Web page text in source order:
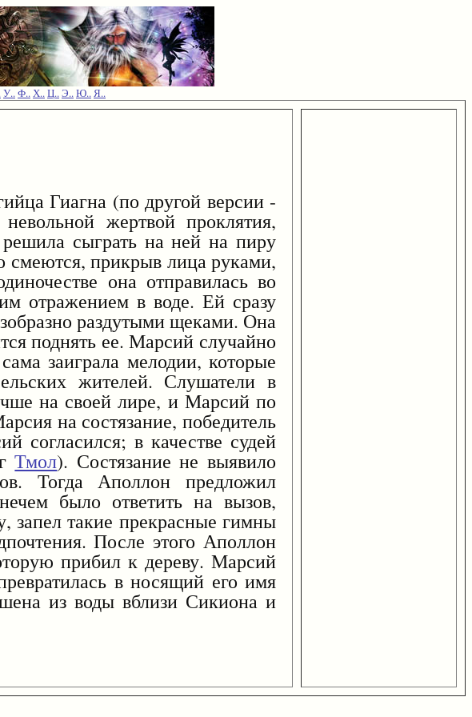
У..Ф..Х..Ц..Э..Ю..Я..
Гиагна (по другой версии -
жертвой проклятия,
сыграть на ней на пиру
смеются, прикрыв лица руками,
она отправилась во
отражением в воде. Ей сразу
раздутыми щеками. Она
поднять ее. Марсий случайно
заиграла мелодии, которые
жителей. Слушатели в
на своей лире, и Марсий по
на состязание, победитель
согласился; в качестве судей
Тмол). Состязание не выявило
Тогда Аполлон предложил
было ответить на вызов,
запел такие прекрасные гимны
После этого Аполлон
прибил к дереву. Марсий
в носящий его имя
из воды вблизи Сикиона и